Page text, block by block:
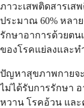
ภาวะเสพติดสารเ
ประมาณ 60% หลา
รักษาอาการด้วยตน
ของโรคแย่ลงและ
ปัญหาสุขภาพกายจ
ไม่ได้รับการรักษา
หวาน โรคอ้วน แล